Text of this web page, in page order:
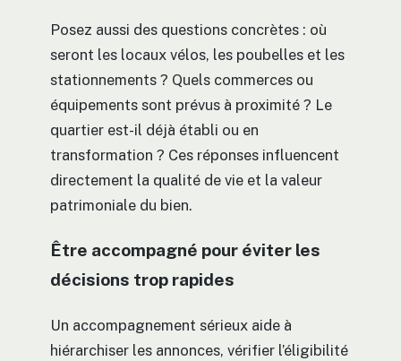
Posez aussi des questions concrètes : où
seront les locaux vélos, les poubelles et les
stationnements ? Quels commerces ou
équipements sont prévus à proximité ? Le
quartier est-il déjà établi ou en
transformation ? Ces réponses influencent
directement la qualité de vie et la valeur
patrimoniale du bien.
Être accompagné pour éviter les
décisions trop rapides
Un accompagnement sérieux aide à
hiérarchiser les annonces, vérifier l’éligibilité